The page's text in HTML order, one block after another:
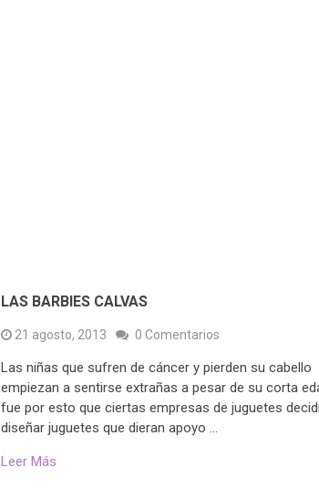
LAS BARBIES CALVAS
21 agosto, 2013 0 Comentarios
Las niñas que sufren de cáncer y pierden su cabello
empiezan a sentirse extrañas a pesar de su corta
fue por esto que ciertas empresas de juguetes
diseñar juguetes que dieran apoyo …
Leer Más